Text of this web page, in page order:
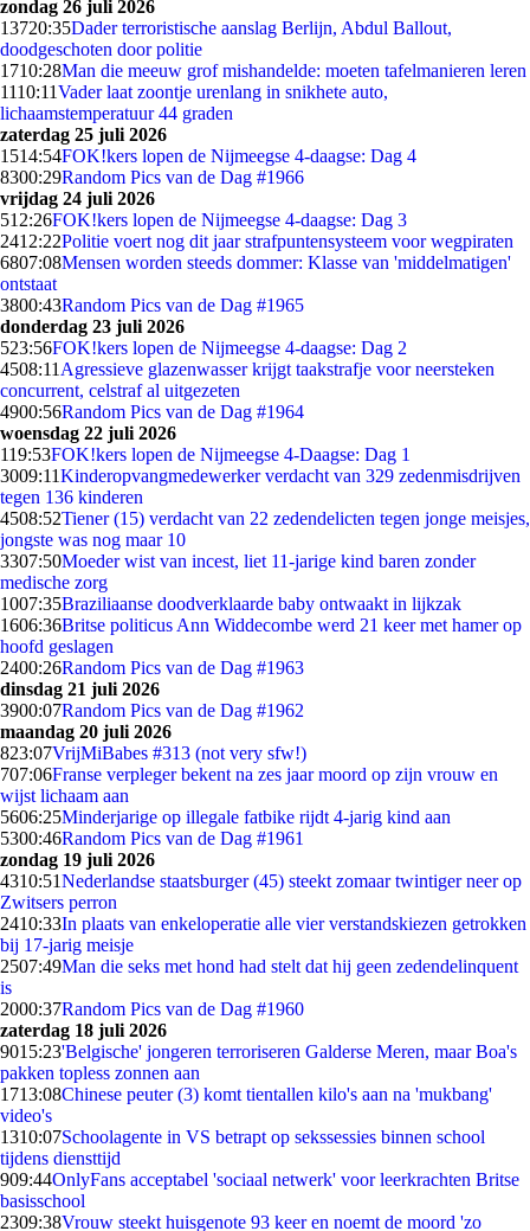
zondag 26 juli 2026
13720:35Dader terroristische aanslag Berlijn, Abdul Ballout,
doodgeschoten door politie
1710:28Man die meeuw grof mishandelde: moeten tafelmanieren leren
1110:11Vader laat zoontje urenlang in snikhete auto,
lichaamstemperatuur 44 graden
zaterdag 25 juli 2026
1514:54FOK!kers lopen de Nijmeegse 4-daagse: Dag 4
8300:29Random Pics van de Dag #1966
vrijdag 24 juli 2026
512:26FOK!kers lopen de Nijmeegse 4-daagse: Dag 3
2412:22Politie voert nog dit jaar strafpuntensysteem voor wegpiraten
6807:08Mensen worden steeds dommer: Klasse van 'middelmatigen'
ontstaat
3800:43Random Pics van de Dag #1965
donderdag 23 juli 2026
523:56FOK!kers lopen de Nijmeegse 4-daagse: Dag 2
4508:11 Agressieve glazenwasser krijgt taakstrafje voor neersteken
concurrent, celstraf al uitgezeten
4900:56Random Pics van de Dag #1964
woensdag 22 juli 2026
119:53FOK!kers lopen de Nijmeegse 4-Daagse: Dag 1
3009:11Kinderopvangmedewerker verdacht van 329 zedenmisdrijven
tegen 136 kinderen
4508:52Tiener (15) verdacht van 22 zedendelicten tegen jonge meisjes,
jongste was nog maar 10
3307:50Moeder wist van incest, liet 11-jarige kind baren zonder
medische zorg
1007:35Braziliaanse doodverklaarde baby ontwaakt in lijkzak
1606:36Britse politicus Ann Widdecombe werd 21 keer met hamer op
hoofd geslagen
2400:26Random Pics van de Dag #1963
dinsdag 21 juli 2026
3900:07Random Pics van de Dag #1962
maandag 20 juli 2026
823:07VrijMiBabes #313 (not very sfw!)
707:06Franse verpleger bekent na zes jaar moord op zijn vrouw en
wijst lichaam aan
5606:25Minderjarige op illegale fatbike rijdt 4-jarig kind aan
5300:46Random Pics van de Dag #1961
zondag 19 juli 2026
4310:51Nederlandse staatsburger (45) steekt zomaar twintiger neer op
Zwitsers perron
2410:33In plaats van enkeloperatie alle vier verstandskiezen getrokken
bij 17-jarig meisje
2507:49Man die seks met hond had stelt dat hij geen zedendelinquent
is
2000:37Random Pics van de Dag #1960
zaterdag 18 juli 2026
9015:23'Belgische' jongeren terroriseren Galderse Meren, maar Boa's
pakken topless zonnen aan
1713:08Chinese peuter (3) komt tientallen kilo's aan na 'mukbang'
video's
1310:07Schoolagente in VS betrapt op sekssessies binnen school
tijdens diensttijd
909:44OnlyFans acceptabel 'sociaal netwerk' voor leerkrachten Britse
basisschool
2309:38Vrouw steekt huisgenote 93 keer en noemt de moord 'zo